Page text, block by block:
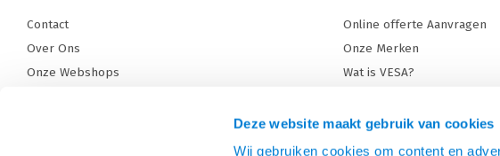
Deze website maakt gebruik van cookies
Wij gebruiken cookies om content en
Contact
Over Ons
Onze Webshops
Online offerte Aanvragen
Onze Merken
Wat is VESA?
TV standaard keuzehulp
TV lift keuzehulp